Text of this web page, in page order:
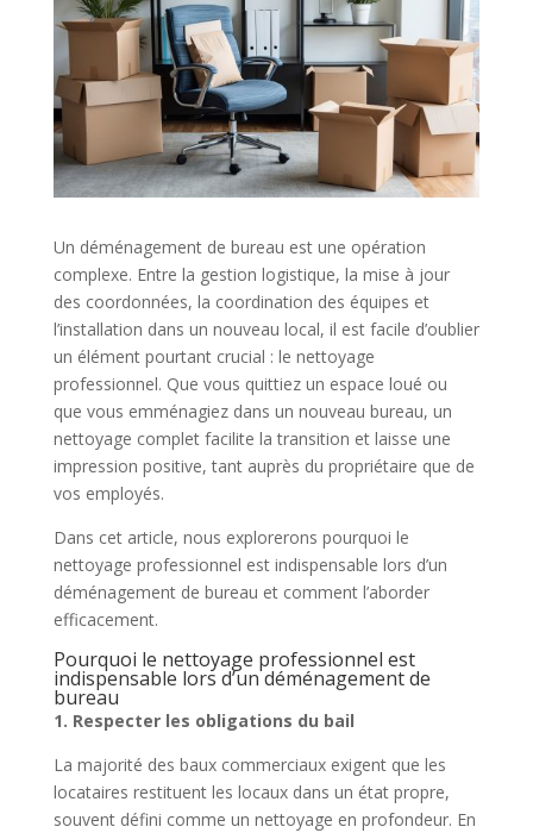
Un déménagement de bureau est une opération
complexe. Entre la gestion logistique, la mise à jour
des coordonnées, la coordination des équipes et
l’installation dans un nouveau local, il est facile d’oublier
un élément pourtant crucial : le nettoyage
professionnel. Que vous quittiez un espace loué ou
que vous emménagiez dans un nouveau bureau, un
nettoyage complet facilite la transition et laisse une
impression positive, tant auprès du propriétaire que de
vos employés.
Dans cet article, nous explorerons pourquoi le
nettoyage professionnel est indispensable lors d’un
déménagement de bureau et comment l’aborder
efficacement.
Pourquoi le nettoyage professionnel est
indispensable lors d’un déménagement de
bureau
1. Respecter les obligations du bail
La majorité des baux commerciaux exigent que les
locataires restituent les locaux dans un état propre,
souvent défini comme un nettoyage en profondeur. En